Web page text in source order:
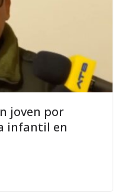
joven por
infantil en